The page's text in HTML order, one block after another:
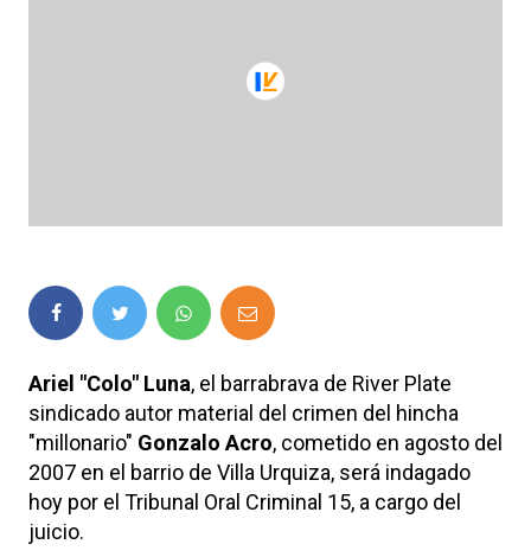
Ariel "Colo" Luna, el barrabrava de River Plate
sindicado autor material del crimen del hincha
"millonario" Gonzalo Acro, cometido en agosto del
2007 en el barrio de Villa Urquiza, será indagado
hoy por el Tribunal Oral Criminal 15, a cargo del
juicio.